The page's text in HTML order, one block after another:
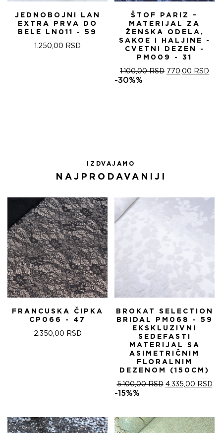
JEDNOBOJNI LAN
EXTRA PRVA DO
BELE LN011 - 59
1.250,00 RSD
ŠTOF PARIZ –
MATERIJAL ZA
ŽENSKA ODELA,
SAKOE I HALJINE -
CVETNI DEZEN -
PM009 - 31
1.100,00RSD ОРИГИНАЛНА
770,00 RSD
-30%%
IZDVAJAMO
NAJPRODAVANIJI
FRANCUSKA ČIPKA
CP066 - 47
2.350,00 RSD
BROKAT SELECTION
BRIDAL PM068 - 59
EKSKLUZIVNI
SEDEFASTI
MATERIJAL SA
ASIMETRIČNIM
FLORALNIM
DEZENOM (150CM)
5.100,00RSD ОРИГИНАЛНА
5.100,00 RSD.
4.335,00 RSD
-15%%